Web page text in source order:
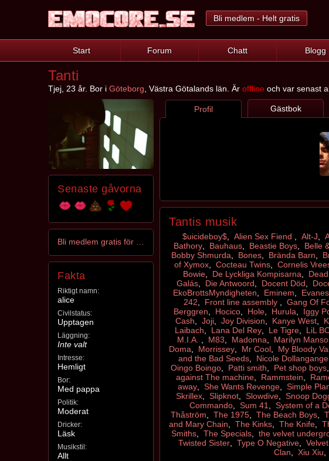
Bli medlem - Helt gratis
Start Forum Chatt Blogg
Tanti
Tjej, 23 år. Bor i Göteborg , Västra Götalands län. Är offline och var senast
Senaste gåvorna
Fakta
Riktigt namn:
alice
Civilstatus:
Upptagen
Läggning:
Inte valt
Intresse:
Hemligt
Bor:
Med pappa
Politik:
Moderat
Dricker:
Läsk
Musikstil:
Allt
Profil Gästbok
Tantis musik
$uicideboy$, Alien Sex Fiend Alt-J
Bathory, Bauhaus, Beastie Boys, Belle
Bobby Shmurda
Bones, Brända Barn
of Xymox
Cocteau Twins Cornelis
Bowie
De Lyckliga Kompisarna
Galás, Die Antwoord Docent Död
EkoBrottsMyndigheten
Eminem
242
Front line assembly Gang Of
Berggren
Hocico Hole Hurula Iggy
Cash
Joji, Joy Division Kanye West,
Laibach
Lana Del Rey, Le Tigre, LiL
M.I.A.
M83 Madonna Marilyn
Doma
Morrissey Mr Cool My Bloody
and the Bad Seeds, Nicole
Oingo Boingo, Patti smith Pet shop boys,
against The machine
Rammstein
away, She Wants Revenge, Simple
Skrillex, Slipknot, Slowdive, Snoop
Commando, Sum 41 System of a
Thåström
The 1975, The Beach Boys,
and Mary Chain
The Kinks The Knife
Smiths, The Specials, the velvet
Twisted Sister
Type O Negative
Clan
Xiu Xiu